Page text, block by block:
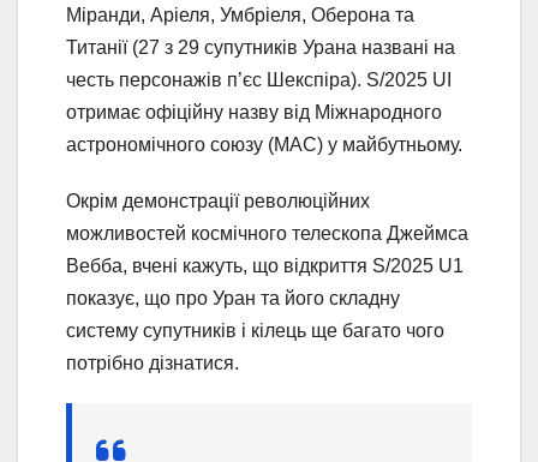
Міранди, Аріеля, Умбріеля, Оберона та
Титанії (27 з 29 супутників Урана названі на
честь персонажів п’єс Шекспіра). S/2025 UI
отримає офіційну назву від Міжнародного
астрономічного союзу (МАС) у майбутньому.
Окрім демонстрації революційних
можливостей космічного телескопа Джеймса
Вебба, вчені кажуть, що відкриття S/2025 U1
показує, що про Уран та його складну
систему супутників і кілець ще багато чого
потрібно дізнатися.